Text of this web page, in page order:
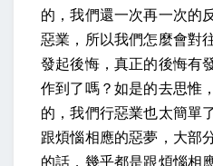
的，我們還一次再一次的
惡業，所以我們怎麼會對
發起後悔，真正的後悔有
作到了嗎？如是的去思惟
的，我們行惡業也太簡單
跟煩惱相應的惡夢，大部
的話，幾乎都是跟煩惱相